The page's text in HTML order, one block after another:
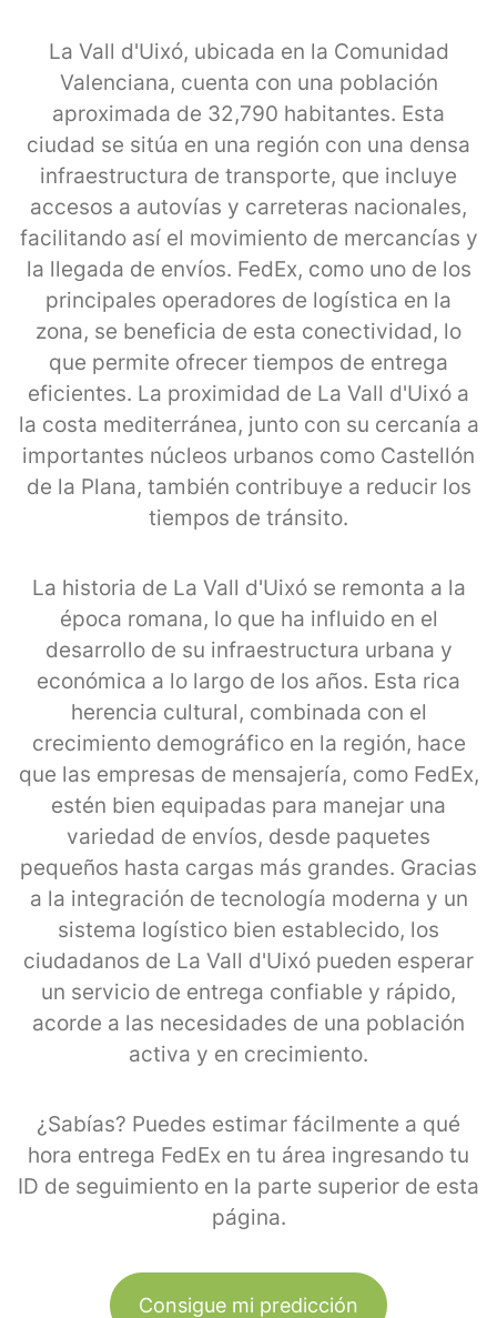
La Vall d'Uixó, ubicada en la Comunidad
Valenciana, cuenta con una población
aproximada de 32,790 habitantes. Esta
ciudad se sitúa en una región con una densa
infraestructura de transporte, que incluye
accesos a autovías y carreteras nacionales,
facilitando así el movimiento de mercancías y
la llegada de envíos. FedEx, como uno de los
principales operadores de logística en la
zona, se beneficia de esta conectividad, lo
que permite ofrecer tiempos de entrega
eficientes. La proximidad de La Vall d'Uixó a
la costa mediterránea, junto con su cercanía a
importantes núcleos urbanos como Castellón
de la Plana, también contribuye a reducir los
tiempos de tránsito.
La historia de La Vall d'Uixó se remonta a la
época romana, lo que ha influido en el
desarrollo de su infraestructura urbana y
económica a lo largo de los años. Esta rica
herencia cultural, combinada con el
crecimiento demográfico en la región, hace
que las empresas de mensajería, como FedEx,
estén bien equipadas para manejar una
variedad de envíos, desde paquetes
pequeños hasta cargas más grandes. Gracias
a la integración de tecnología moderna y un
sistema logístico bien establecido, los
ciudadanos de La Vall d'Uixó pueden esperar
un servicio de entrega confiable y rápido,
acorde a las necesidades de una población
activa y en crecimiento.
¿Sabías? Puedes estimar fácilmente a qué
hora entrega FedEx en tu área ingresando tu
ID de seguimiento en la parte superior de esta
página.
Consigue mi predicción